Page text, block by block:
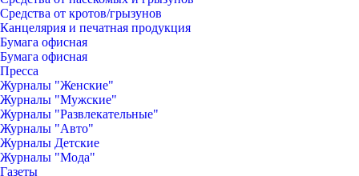
Средства от кротов/грызунов
Канцелярия и печатная продукция
Бумага офисная
Бумага офисная
Пресса
Журналы "Женские"
Журналы "Мужские"
Журналы "Развлекательные"
Журналы "Авто"
Журналы Детские
Журналы "Мода"
Газеты